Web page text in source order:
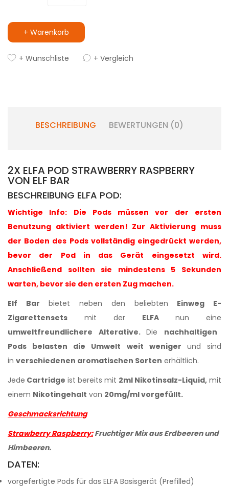
+ Warenkorb
+ Wunschliste + Vergleich
BESCHREIBUNG BEWERTUNGEN (0)
2X ELFA POD STRAWBERRY RASPBERRY
VON ELF BAR
BESCHREIBUNG ELFA POD:
Wichtige Info: Die Pods müssen vor der ersten
Benutzung aktiviert werden! Zur Aktivierung muss
der Boden des Pods vollständig eingedrückt werden,
bevor der Pod in das Gerät eingesetzt wird.
Anschließend sollten sie mindestens 5 Sekunden
warten, bevor sie den ersten Zug machen.
Elf Bar bietet neben den beliebten Einweg E-
Zigarettensets mit der ELFA nun eine
umweltfreundlichere Alterative. Die nachhaltigen
Pods belasten die Umwelt weit weniger und sind
in verschiedenen aromatischen Sorten erhältlich.
Jede Cartridge ist bereits mit 2ml Nikotinsalz-Liquid, mit
einem Nikotingehalt von 20mg/mlvorgefüllt.
Geschmacksrichtung
Strawberry Raspberry:Fruchtiger Mix aus Erdbeeren und
Himbeeren.
DATEN:
vorgefertigte Pods für das ELFA Basisgerät (Prefilled)